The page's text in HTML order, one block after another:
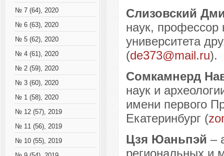
№ 7 (64), 2020
№ 6 (63), 2020
№ 5 (62), 2020
№ 4 (61), 2020
№ 2 (59), 2020
№ 3 (60), 2020
№ 1 (58), 2020
№ 12 (57), 2019
№ 11 (56), 2019
№ 10 (55), 2019
Слизовский
наук, профессор
университета
(de373@mail.ru).
Сомкамнерд
наук и
имени первого
Екатеринбург (
Цзя Юаньпэй –